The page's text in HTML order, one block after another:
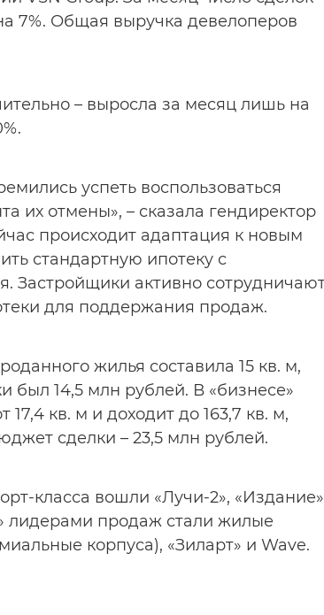
7%. Общая выручка девелоперов
– выросла за месяц лишь на
успеть воспользоваться
их отмены», – сказала гендиректор
происходит адаптация к новым
стандартную ипотеку с
Застройщики активно
для поддержания продаж.
жилья составила 15 кв. м,
был 14,5 млн рублей. В «бизнесе»
кв. м и доходит до 163,7 кв. м,
сделки – 23,5 млн рублей.
класса вошли «Лучи-2», «Издание»
лидерами продаж стали жилые
корпуса), «Зиларт» и Wave.